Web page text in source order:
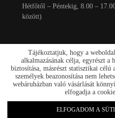
Hétfőtől – Péntekig, 8.00 –
között)
Kapcsolat
Akciók
Rólunk
Tájékoztatjuk, hogy a
alkalmazásának célja, egyrészt a
biztosítása, másrészt statisztikai célú
személyek beazonosítása nem
webáruházban való vásárlását
elfogadja a
ELFOGADOM A